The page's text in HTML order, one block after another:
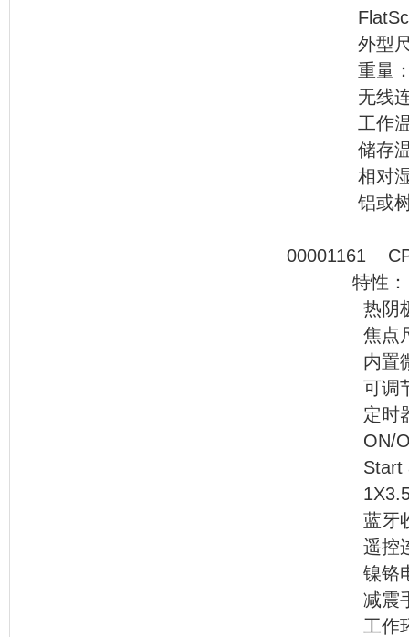
FlatScan
外型尺寸
重量：
无线连接
工作温度
储存温度
相对湿度
铝或树脂
特性：
热阴极
焦点尺寸
内置微控
可调节数
定时器，
ON/OFF
Start and
1X3.5寸带
蓝牙收
遥控连
镍铬电池
减震手
工作环境